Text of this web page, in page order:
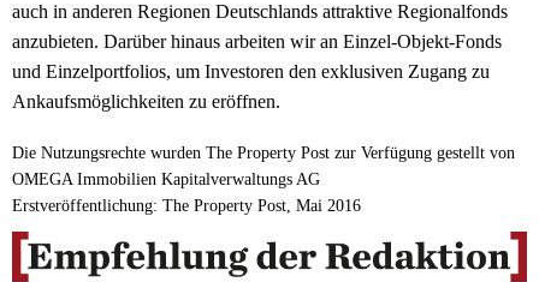
auch in anderen Regionen Deutschlands attraktive Regionalfonds
anzubieten. Darüber hinaus arbeiten wir an Einzel-Objekt-Fonds
und Einzelportfolios, um Investoren den exklusiven Zugang zu
Ankaufsmöglichkeiten zu eröffnen.
Die Nutzungsrechte wurden The Property Post zur Verfügung gestellt von
OMEGA Immobilien Kapitalverwaltungs AG
Erstveröffentlichung: The Property Post, Mai 2016